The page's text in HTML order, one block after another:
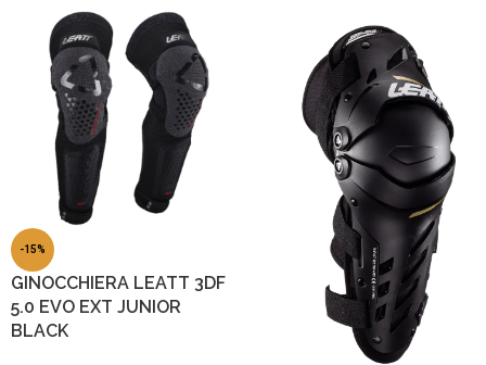
-15%
GINOCCHIERA LEATT 3DF
5.0 EVO EXT JUNIOR
BLACK